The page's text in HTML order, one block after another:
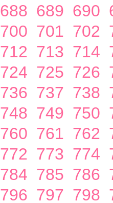
688 689 690
700 701 702
712 713 714
724 725 726
736 737 738
748 749 750
760 761 762
772 773 774
784 785 786
796 797 798